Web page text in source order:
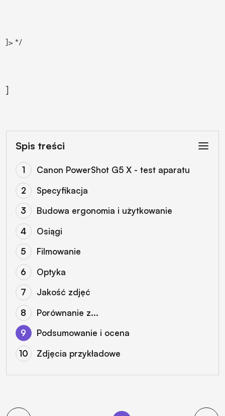
]> */
]
Spis treści
Canon PowerShot G5 X - test aparatu
Specyfikacja
Budowa ergonomia i użytkowanie
Osiągi
Filmowanie
Optyka
Jakość zdjęć
Porównanie z...
Podsumowanie i ocena
Zdjęcia przykładowe